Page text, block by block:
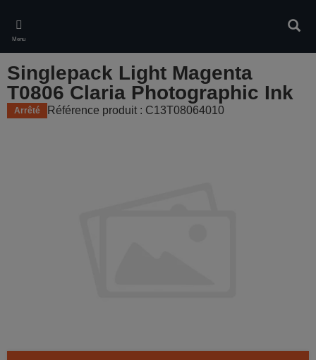
main
content
Menu
Singlepack Light Magenta
T0806 Claria Photographic Ink
Arrêté Référence produit : C13T08064010